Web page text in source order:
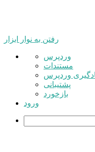
رفتن به نوار ابزار
درباره
وردپرس
وردپرس
مستندات
وردپرس
پشتیبانی
بازخورد
ورود